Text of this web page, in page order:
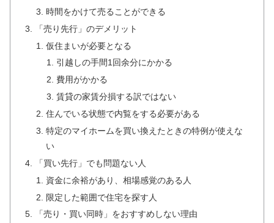
時間をかけて売ることができる
「売り先行」のデメリット
仮住まいが必要となる
引越しの手間1回余分にかかる
費用がかかる
賃貸の家賃分損する訳ではない
住んでいる状態で内覧をする必要がある
特定のマイホームを買い換えたときの特例が使えな
い
「買い先行」でも問題ない人
資金に余裕があり、相場感覚のある人
限定した範囲で住宅を探す人
「売り・買い同時」をおすすめしない理由